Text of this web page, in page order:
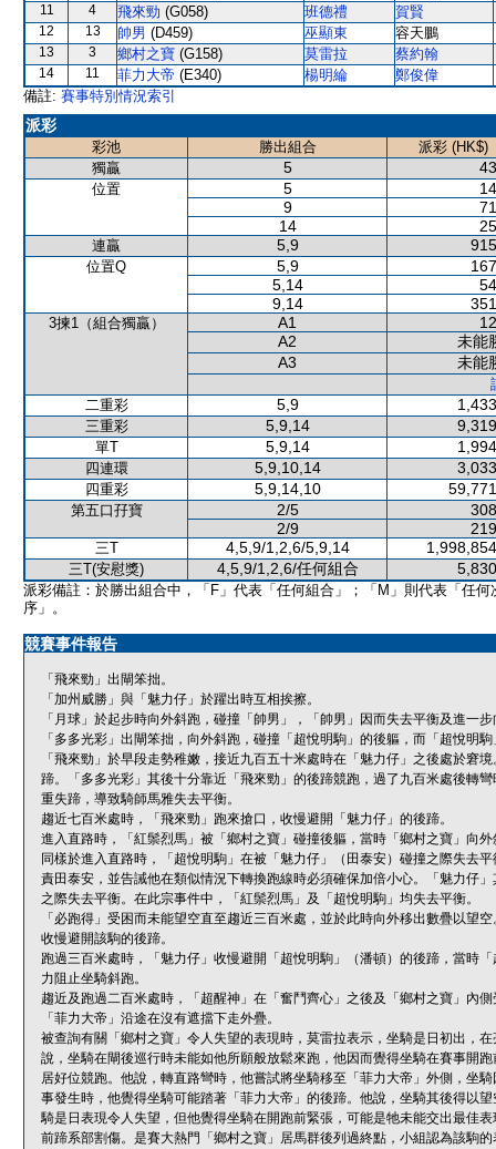
11 4 飛來勁 (G058) 班德禮 賀賢
12 13 帥男 (D459) 巫顯東 容天鵬
13 3 鄉村之寶 (G158) 莫雷拉 蔡約翰
14 11 菲力大帝 (E340) 楊明綸
鄭俊偉
備註: 賽事特別情況索引
派彩
彩池 勝出組合
派彩 (HK$)
獨贏
5
位置 5
9
14
連贏 5,9
位置Q 5,9
5,14
9,14
3揀1（組合獨贏） A1
A2
未能
A3
未能
二重彩
5,9
三重彩 5,9,14
單T 5,9,14
四連環 5,9,10,14
四重彩 5,9,14,10
第五口孖寶 2/5
2/9
三T 4,5,9/1,2,6/5,9,14
三T(安慰獎) 4,5,9/1,2,6/任何組合
派彩備註：於勝出組合中，「F」代表「任何組合」；「M」則代表「任何
序」。
競賽事件報告
「飛來勁」出閘笨拙。
「加州威勝」與「魅力仔」於躍出時互相挨擦。
「月球」於起步時向外斜跑，碰撞「帥男」，「帥男」因而失去平衡及進一
「多多光彩」出閘笨拙，向外斜跑，碰撞「超悅明駒」的後軀，而「超悅明
「飛來勁」於早段走勢稚嫩，接近九百五十米處時在「魅力仔」之後處於窘
蹄。「多多光彩」其後十分靠近「飛來勁」的後蹄競跑，過了九百米處後轉
重失蹄，導致騎師馬雅失去平衡。
趨近七百米處時，「飛來勁」跑來搶口，收慢避開「魅力仔」的後蹄。
進入直路時，「紅鬃烈馬」被「鄉村之寶」碰撞後軀，當時「鄉村之寶」向
同樣於進入直路時，「超悅明駒」在被「魅力仔」（田泰安）碰撞之際失去
責田泰安，並告誡他在類似情況下轉換跑線時必須確保加倍小心。「魅力仔
之際失去平衡。在此宗事件中，「紅鬃烈馬」及「超悅明駒」均失去平衡。
「必跑得」受困而未能望空直至趨近三百米處，並於此時向外移出數疊以望
收慢避開該駒的後蹄。
跑過三百米處時，「魅力仔」收慢避開「超悅明駒」（潘頓）的後蹄，當時
力阻止坐騎斜跑。
趨近及跑過二百米處時，「超醒神」在「奮鬥齊心」之後及「鄉村之寶」內
「菲力大帝」沿途在沒有遮擋下走外疊。
被查詢有關「鄉村之寶」令人失望的表現時，莫雷拉表示，坐騎是日初出，
說，坐騎在閘後巡行時未能如他所願般放鬆來跑，他因而覺得坐騎在賽事開
居好位競跑。他說，轉直路彎時，他嘗試將坐騎移至「菲力大帝」外側，坐
事發生時，他覺得坐騎可能踏著「菲力大帝」的後蹄。他說，坐騎其後得以
騎是日表現令人失望，但他覺得坐騎在開跑前緊張，可能是牠未能交出最佳
前蹄系部割傷。是賽大熱門「鄉村之寶」居馬群後列過終點，小組認為該駒